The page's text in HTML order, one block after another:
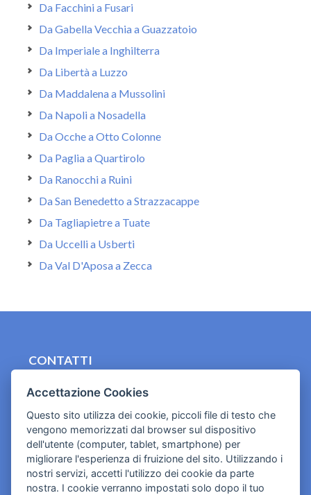
Da Facchini a Fusari
Da Gabella Vecchia a Guazzatoio
Da Imperiale a Inghilterra
Da Libertà a Luzzo
Da Maddalena a Mussolini
Da Napoli a Nosadella
Da Ocche a Otto Colonne
Da Paglia a Quartirolo
Da Ranocchi a Ruini
Da San Benedetto a Strazzacappe
Da Tagliapietre a Tuate
Da Uccelli a Usberti
Da Val D'Aposa a Zecca
CONTATTI
Cookies e informativa privacy
Accettazione Cookies
Questo sito utilizza dei cookie, piccoli file di testo che
vengono memorizzati dal browser sul dispositivo
dell'utente (computer, tablet, smartphone) per
migliorare l'esperienza di fruizione del sito. Utilizzando i
nostri servizi, accetti l'utilizzo dei cookie da parte
nostra. I cookie verranno impostati solo dopo il tuo